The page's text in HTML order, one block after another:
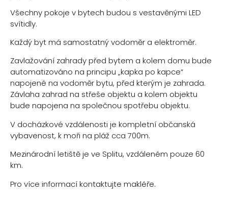
Všechny pokoje v bytech budou s vestavěnými LED
svítidly.
Každý byt má samostatný vodoměr a elektroměr.
Zavlažování zahrady před bytem a kolem domu bude
automatizováno na principu „kapka po kapce“
napojené na vodoměr bytu, před kterým je zahrada.
Závlaha zahrad na střeše objektu a kolem objektu
bude napojena na společnou spotřebu objektu.
V docházkové vzdálenosti je kompletní občanská
vybavenost, k moři na pláž cca 700m.
Mezinárodní letiště je ve Splitu, vzdáleném pouze 60
km.
Pro více informací kontaktujte makléře.